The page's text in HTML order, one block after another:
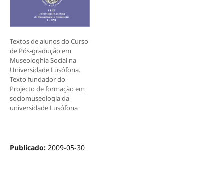
Textos de alunos do Curso
de Pós-gradução em
Museologhia Social na
Universidade Lusófona.
Texto fundador do
Projecto de formação em
sociomuseologia da
universidade Lusófona
Publicado: 2009-05-30